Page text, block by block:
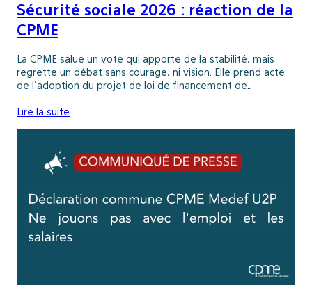
Sécurité sociale 2026 : réaction de la
CPME
La CPME salue un vote qui apporte de la stabilité, mais
regrette un débat sans courage, ni vision. Elle prend acte
de l’adoption du projet de loi de financement de…
Lire la suite